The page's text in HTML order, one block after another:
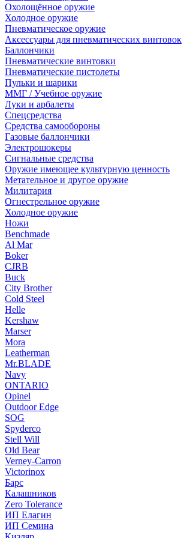
Охолощённое оружие
Холодное оружие
Пневматическое оружие
Аксессуары для пневматических винтовок
Баллончики
Пневматические винтовки
Пневматические пистолеты
Пульки и шарики
ММГ / Учебное оружие
Луки и арбалеты
Спецсредства
Средства самообороны
Газовые баллончики
Электрошокеры
Сигнальные средства
Оружие имеющее культурную ценность
Метательное и другое оружие
Милитария
Огнестрельное оружие
Холодное оружие
Ножи
Benchmade
Al Mar
Boker
CJRB
Buck
City Brother
Cold Steel
Helle
Kershaw
Marser
Mora
Leatherman
Mr.BLADE
Navy
ONTARIO
Opinel
Outdoor Edge
SOG
Spyderco
Stell Will
Old Bear
Verney-Carron
Victorinox
Барс
Калашников
Zero Tolerance
ИП Елагин
ИП Семина